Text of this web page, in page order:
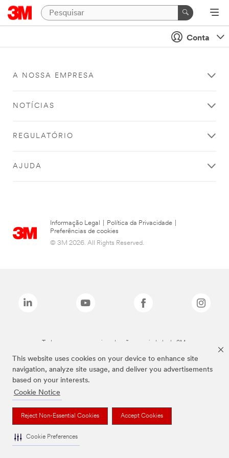
This website uses cookies on your device to enhance site
navigation, analyze site usage, and deliver you advertisements
based on your interests.
Cookie Notice
Reject Non-Essential Cookies Accept Cookies
Cookie Preferences
Conta
A NOSSA EMPRESA
NOTÍCIAS
REGULATÓRIO
AJUDA
Informação Legal Política da Privacidade
Preferências de cookies
© 3M 2026. All Rights Reserved.
Todas as marcas mencionadas são propriedade da 3M.